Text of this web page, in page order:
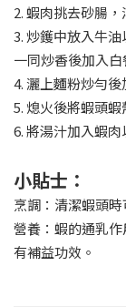
2. 蝦肉挑去砂腸
3. 炒鑊中放入牛
一同炒香後加入
4. 灑上麵粉炒勻
5. 熄火後將蝦頭
6. 將湯汁加入蝦
小貼士：
烹調：清潔蝦頭
營養：蝦的通乳
有補益功效。